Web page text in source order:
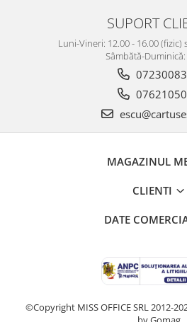
SUPORT
Luni-Vineri: 12.00 - 16.00
Sâmbătă-
MAGAZINUL
CLIENTI
DATE
©Copyright MISS OFFICE SRL 2012-